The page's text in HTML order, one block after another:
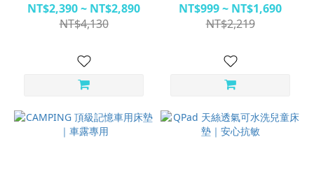
NT$2,390 ~ NT$2,890
NT$4,130
NT$999 ~ NT$1,690
NT$2,219